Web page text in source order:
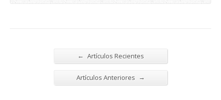
← Artículos Recientes
Artículos Anteriores →